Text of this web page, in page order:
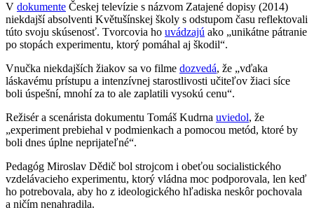
V dokumente Českej televízie s názvom Zatajené dopisy (2014)
niekdajší absolventi Květušínskej školy s odstupom času reflektovali
túto svoju skúsenosť. Tvorcovia ho uvádzajú ako „unikátne pátranie
po stopách experimentu, ktorý pomáhal aj škodil“.
Vnučka niekdajších žiakov sa vo filme dozvedá, že „vďaka
láskavému prístupu a intenzívnej starostlivosti učiteľov žiaci síce
boli úspešní, mnohí za to ale zaplatili vysokú cenu“.
Režisér a scenárista dokumentu Tomáš Kudrna uviedol, že
„experiment prebiehal v podmienkach a pomocou metód, ktoré by
boli dnes úplne neprijateľné“.
Pedagóg Miroslav Dědič bol strojcom i obeťou socialistického
vzdelávacieho experimentu, ktorý vládna moc podporovala, len keď
ho potrebovala, aby ho z ideologického hľadiska neskôr pochovala
a ničím nenahradila.